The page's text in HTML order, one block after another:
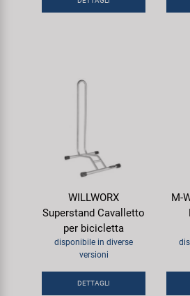
WILLWORX
Superstand Cavalletto
per bicicletta
disponibile in diverse
versioni
DETTAGLI
M-